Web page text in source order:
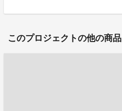
このプロジェクトの他の商品